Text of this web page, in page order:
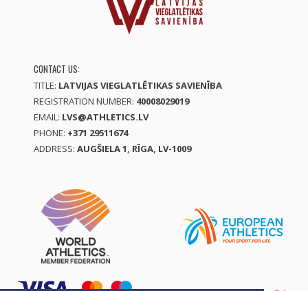
CONTACT US:
TITLE: LATVIJAS VIEGLATLĒTIKAS SAVIENĪBA
REGISTRATION NUMBER: 40008029019
EMAIL: LVS@ATHLETICS.LV
PHONE: +371 29511674
ADDRESS: AUGŠIELA 1, RĪGA, LV-1009